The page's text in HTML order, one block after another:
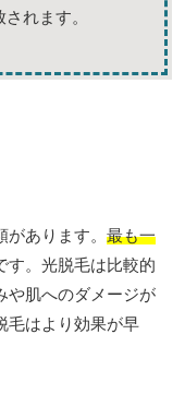
れます。
あります。 最も一
す。光脱毛は比較的
や肌へのダメージが
毛はより効果が早